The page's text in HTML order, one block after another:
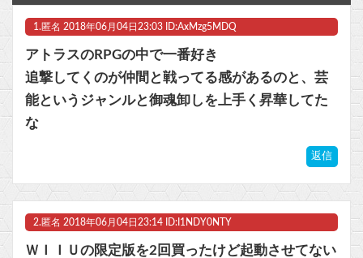
【ウマ娘】夜に食べるアイスおいち！「きーん」ってするち。
【にじさんじ】本日20時から、ののはとあゆゆでコラボ！
【UFO戦士ダイアポロン】NEO ダイナマイトアクション「ダイアポロン アニメカラーVer.」アクションフィギュア【予約開始】他
【ポケモンGO】「色違い000個体」とかい逆にレアな個体
ビットコイン再び1600万円へ。ドル円は147円に
1. 匿名 2018年06月04日23:03 ID:AxMzg5MDQ
アトラスのRPGの中で一番好き
追撃してくのが仲間と戦ってる感があるのと、芸
能というジャンルと御魂卸しを上手く昇華してた
な
返信
2. 匿名 2018年06月04日23:14 ID:I1NDY0NTY
ＷＩＩＵの限定版を2回買ったけど起動させてない